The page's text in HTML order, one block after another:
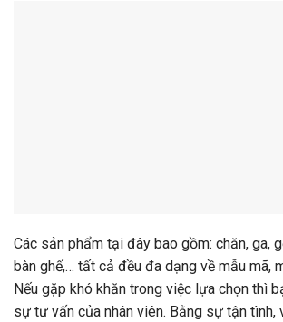
Các sản phẩm tại đây bao gồm: chăn, ga,
bàn ghế,… tất cả đều đa dạng về mẫu mã,
Nếu gặp khó khăn trong việc lựa chọn thì
sự tư vấn của nhân viên. Bằng sự tận tình,